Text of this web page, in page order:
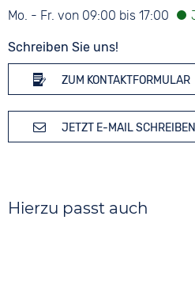
Mo. - Fr. von 09:00 bis 17:00
Schreiben Sie uns!
ZUM KONTAKTFORMULAR
JETZT E-MAIL SCHREIBEN
Hierzu passt auch